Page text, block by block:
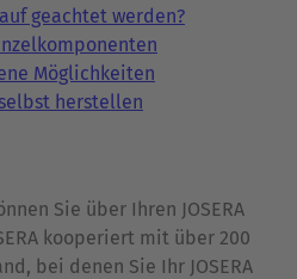
geachtet werden?
Möglichkeiten
herstellen
Sie über Ihren JOSERA
kooperiert mit über 200
bei denen Sie Ihr JOSERA